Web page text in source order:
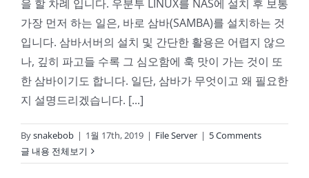
을 할 차례 입니다. 우분투 LINUX를 NAS에 설치 후 보통
가장 먼저 하는 일은, 바로 삼바(SAMBA)를 설치하는 것
입니다. 삼바서버의 설치 및 간단한 활용은 어렵지 않으
나, 깊히 파고들 수록 그 심오함에 훅 맛이 가는 것이 또
한 삼바이기도 합니다. 일단, 삼바가 무엇이고 왜 필요한
지 설명드리겠습니다. [...]
Bysnakebob | 1월 17th, 2019 | File Server | 5 Comments
글 내용 전체보기